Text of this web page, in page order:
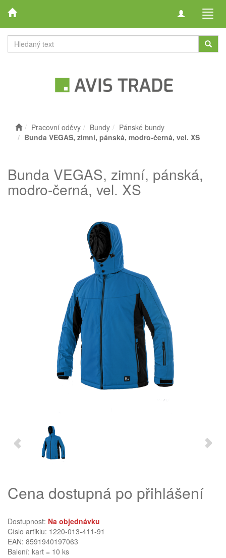
Toggle
Pracovní oděvy Bundy
Pánské bundy
Bunda VEGAS, zimní, pánská, modro-černá, vel. XS
Bunda VEGAS, zimní, pánská,
modro-černá, vel. XS
Cena dostupná po přihlášení
Dostupnost: Na objednávku
Číslo artiklu: 1220-013-411-91
EAN: 8591940197063
Balení: kart = 10 ks